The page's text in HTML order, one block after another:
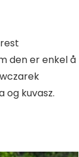
den er enkel å
og kuvasz.